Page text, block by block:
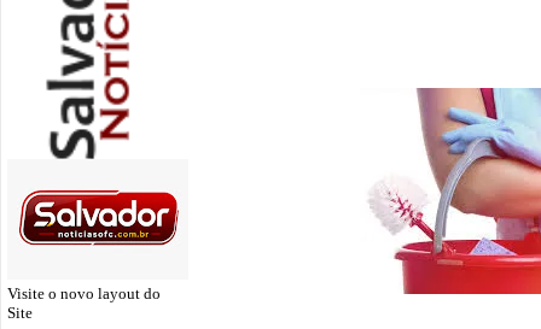
Visite o novo layout do
Site